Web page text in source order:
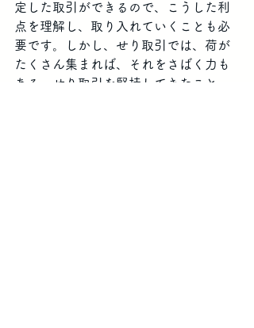
定した取引ができるので、こうした利
点を理解し、取り入れていくことも必
要です。しかし、せり取引では、荷が
たくさん集まれば、それをさばく力も
ある。せり取引を堅持してきたこと